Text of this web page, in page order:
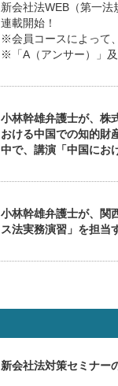
新会社法WEB（第一
連載開始！
※会員コースによって
※「A（アンサー）」
小林幹雄弁護士が、株
おける中国での知的財
中で、講演「中国にお
小林幹雄弁護士が、関
ス法実務演習」を担当
新会社法対策セミナー